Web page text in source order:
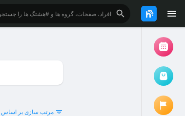
مرتب سازی بر اساس